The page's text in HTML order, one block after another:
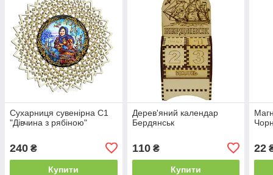
Сухарниця сувенірна С1
"Дівчина з рябіною"
240 ₴
Купити
Дерев'яний календар
Бердянськ
110₴
Купити
22